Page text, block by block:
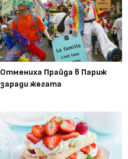
Отмениха Прайда в Париж
заради жегата